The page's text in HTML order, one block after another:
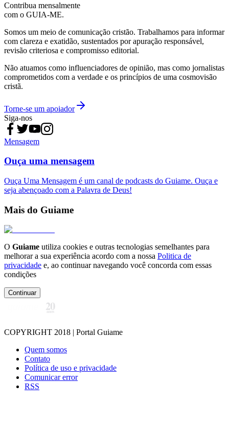
Contribua mensalmente
com o GUIA-ME.
Somos um meio de comunicação cristão. Trabalhamos para informar
com clareza e exatidão, sustentados por apuração responsável,
revisão criteriosa e compromisso editorial.
Não atuamos como influenciadores de opinião, mas como jornalistas
comprometidos com a verdade e os princípios de uma cosmovisão
cristã.
Torne-se um apoiador
Siga-nos
Mensagem
Ouça uma mensagem
Ouça Uma Mensagem é um canal de podcasts do Guiame. Ouça e
seja abençoado com a Palavra de Deus!
Mais do Guiame
O Guiame utiliza cookies e outras tecnologias semelhantes para
melhorar a sua experiência acordo com a nossa Politica de
privacidade e, ao continuar navegando você concorda com essas
condições
Continuar
COPYRIGHT 2018 | Portal Guiame
Quem somos
Contato
Política de uso e privacidade
Comunicar error
RSS